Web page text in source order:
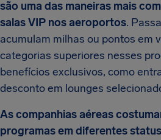
são uma das maneiras mais
salas VIP nos aeroportos.
acumulam milhas ou pontos em
categorias superiores nesses
benefícios exclusivos, como
desconto em lounges
As companhias aéreas
programas em diferentes